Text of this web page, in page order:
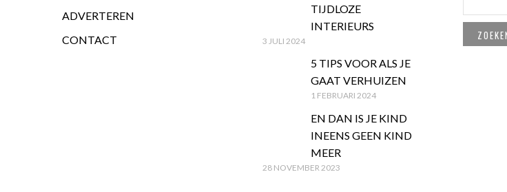
ADVERTEREN
CONTACT
TIJDLOZE
INTERIEURS
3 JULI 2024
5 TIPS VOOR ALS JE
GAAT VERHUIZEN
1 FEBRUARI 2024
EN DAN IS JE KIND
INEENS GEEN KIND
MEER
28 NOVEMBER 2023